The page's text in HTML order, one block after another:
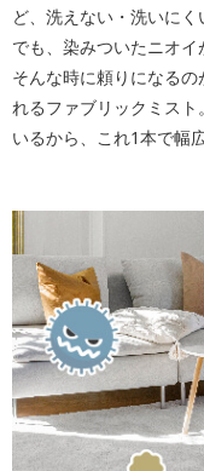
ど、洗えない・洗いにく
でも、染みついたニオイ
そんな時に頼りになる
れるファブリックミス
いるから、これ1本で幅